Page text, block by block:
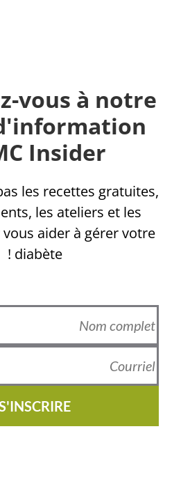
vous à notre
Insider !
les recettes gratuites,
les ateliers et les
aider à gérer votre
diabète !